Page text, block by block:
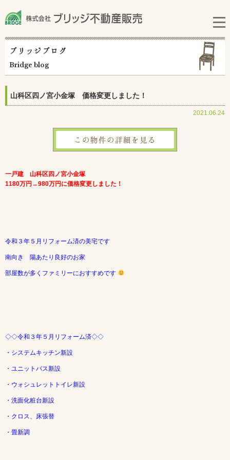
ブリッジブログ
Bridge blog
山科区四ノ宮小金塚 価格変更しました！
2021.06.24
この物件の詳細を見る
一戸建 山科区四ノ宮小金塚
1180万円→980万円に価格変更しました！
令和３年５月リフォーム済の美宅です
南向き 陽あたり良好のお家
部屋数が多くファミリーにおすすめです
◇◇令和３年５月リフォーム済◇◇
・システムキッチン新設
・ユニットバス新設
・ウォシュレットトイレ新設
・洗面化粧台新設
・クロス、床張替
・畳新調